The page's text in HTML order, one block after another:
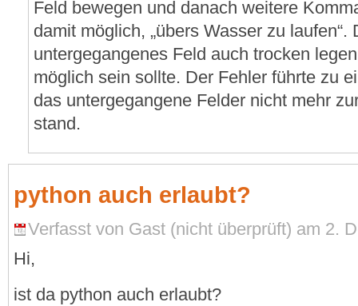
Feld bewegen und danach weitere
damit möglich, „übers Wasser zu
untergegangenes Feld auch trocken
möglich sein sollte. Der Fehler führte zu
das untergegangene Felder nicht mehr
stand.
python auch erlaubt?
Verfasst von Gast (nicht überprüft) am 2.
Hi,
ist da python auch erlaubt?